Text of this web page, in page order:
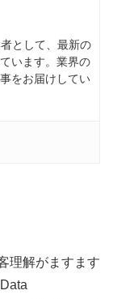
として、最新の
います。業界の
をお届けしてい
理解がますます